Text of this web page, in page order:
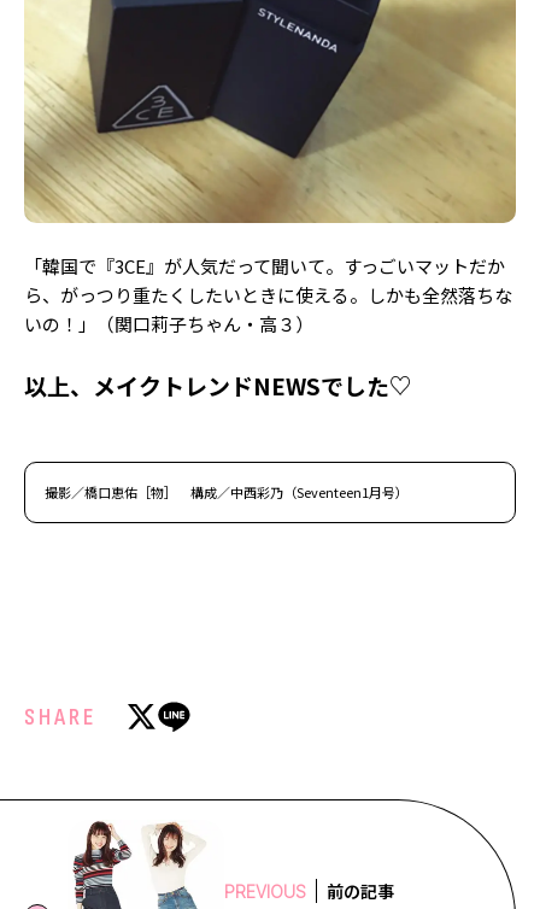
「韓国で『3CE』が人気だって聞いて。すっごいマットだか
ら、がっつり重たくしたいときに使える。しかも全然落ちな
いの！」（関口莉子ちゃん・高３）
以上、メイクトレンドNEWSでした♡
撮影／橋口恵佑［物］ 構成／中西彩乃（Seventeen1月号）
SHARE
PREVIOUS 前の記事